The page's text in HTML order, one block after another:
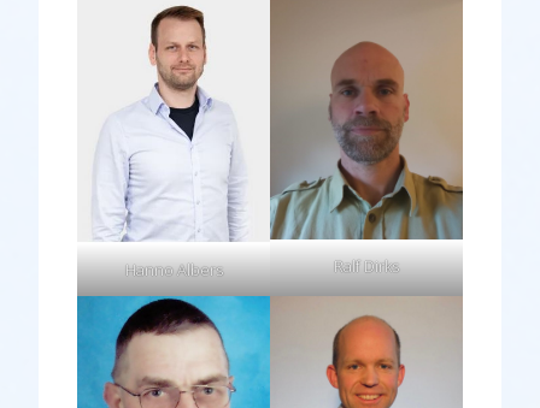
Hanno Albers Ralf Dirks